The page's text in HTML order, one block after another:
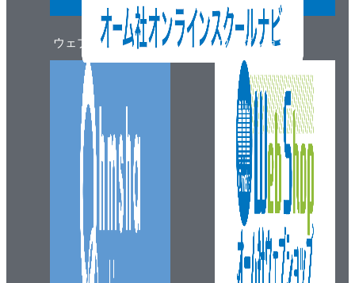
ウェブマガジン ウェブショップ